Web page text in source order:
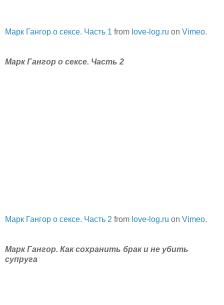
Марк Гангор о сексе. Часть 1 from love-log.ru on Vimeo.
Марк Гангор о сексе. Часть 2
Марк Гангор о сексе. Часть 2 from love-log.ru on Vimeo.
Марк Гангор. Как сохранить брак и не убить
супруга